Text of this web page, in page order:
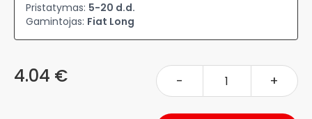
Pristatymas: 5-20 d.d.
Gamintojas: Fiat Long
4.04 € - +